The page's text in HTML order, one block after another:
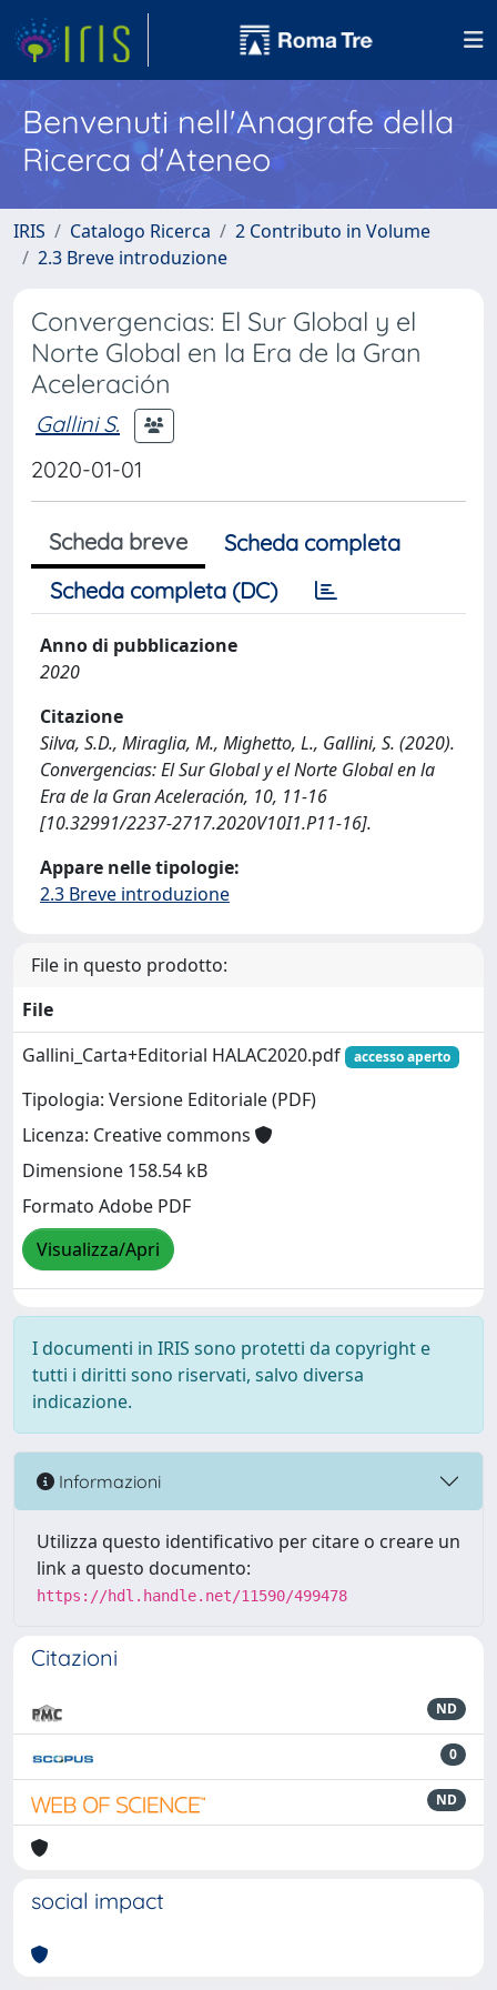
Benvenuti nell'Anagrafe della
Ricerca d'Ateneo
IRIS Catalogo Ricerca
2 Contributo in Volume
2.3 Breve introduzione
Convergencias: El Sur Global y el
Norte Global en la Era de la Gran
Aceleración
Gallini S.
2020-01-01
Scheda breve
Scheda completa
Scheda completa (DC)
Anno di pubblicazione
2020
Citazione
Silva, S.D., Miraglia, M., Mighetto, L., Gallini, S. (2020).
Convergencias: El Sur Global y el Norte Global en la
Era de la Gran Aceleración, 10, 11-16
[10.32991/2237-2717.2020V10I1.P11-16].
Appare nelle tipologie:
2.3 Breve introduzione
File in questo prodotto:
File
Gallini_Carta+Editorial HALAC2020.pdf
accesso aperto
Tipologia: Versione Editoriale (PDF)
Licenza: Creative commons
Dimensione 158.54 kB
Formato Adobe PDF
Visualizza/Apri
I documenti in IRIS sono protetti da copyright e
tutti i diritti sono riservati, salvo diversa
indicazione.
Informazioni
Utilizza questo identificativo per citare o creare un
link a questo documento:
https://hdl.handle.net/11590/499478
Citazioni
ND
0
ND
social impact